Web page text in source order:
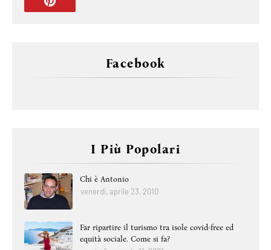
Facebook
I Più Popolari
Chi è Antonio
venerdì, aprile 23, 2010
Far ripartire il turismo tra isole covid-free ed
equità sociale. Come si fa?